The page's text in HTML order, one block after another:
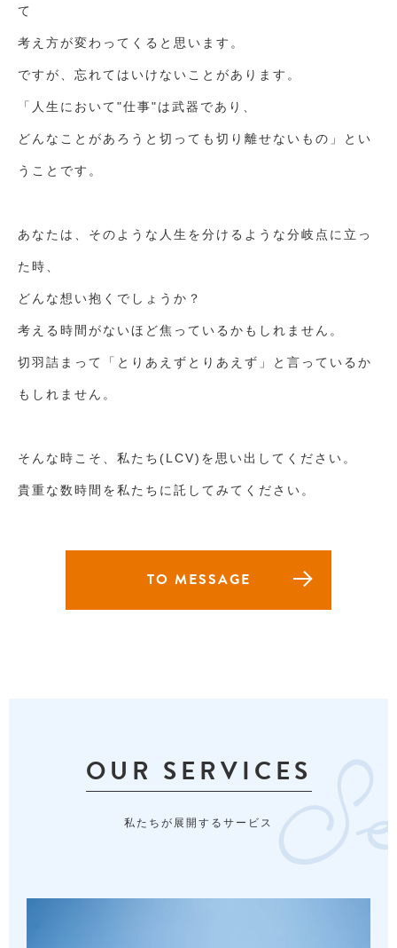
て
考え方が変わってくると思います。
ですが、忘れてはいけないことがあります。
「人生において"仕事"は武器であり、
どんなことがあろうと切っても切り離せないもの」とい
うことです。
あなたは、そのような人生を分けるような分岐点に立っ
た時、
どんな想い抱くでしょうか？
考える時間がないほど焦っているかもしれません。
切羽詰まって「とりあえずとりあえず」と言っているか
もしれません。
そんな時こそ、私たち(LCV)を思い出してください。
貴重な数時間を私たちに託してみてください。
TO MESSAGE
OUR SERVICES
私たちが展開するサービス